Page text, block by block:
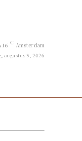
16 C Amsterdam
augustus 9, 2026